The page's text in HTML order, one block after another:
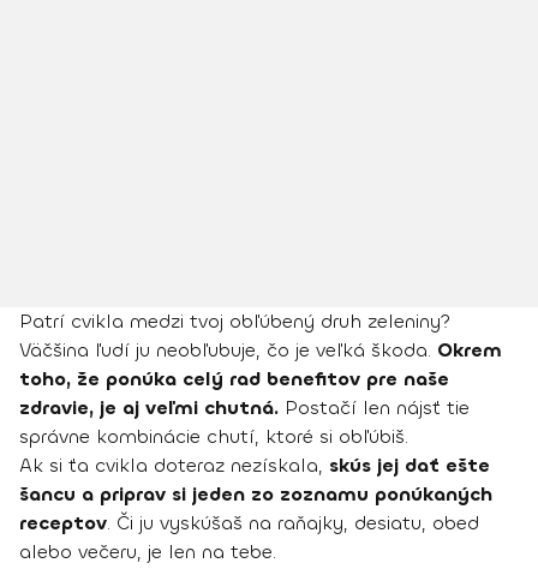
Patrí cvikla medzi tvoj obľúbený druh zeleniny?
Väčšina ľudí ju neobľubuje, čo je veľká škoda. Okrem
toho, že ponúka celý rad benefitov pre naše
zdravie, je aj veľmi chutná. Postačí len nájsť tie
správne kombinácie chutí, ktoré si obľúbiš.
Ak si ťa cvikla doteraz nezískala, skús jej dať ešte
šancu a priprav si jeden zo zoznamu ponúkaných
receptov. Či ju vyskúšaš na raňajky, desiatu, obed
alebo večeru, je len na tebe.